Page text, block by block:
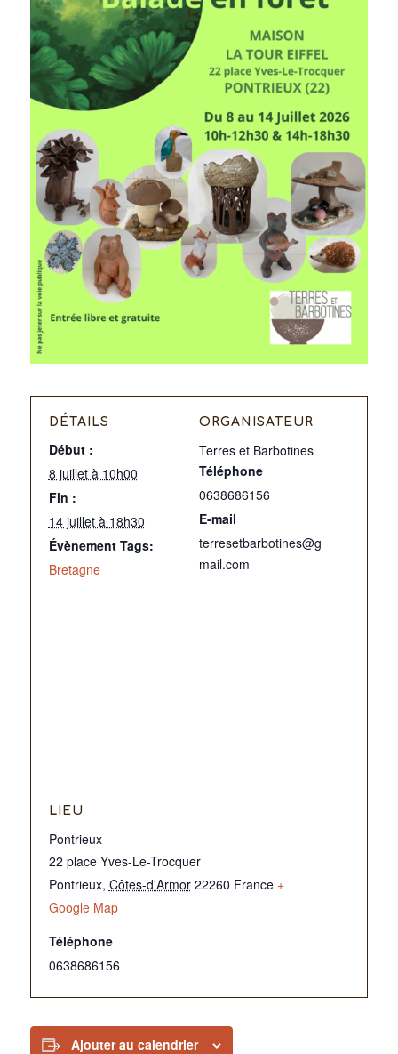
DÉTAILS
Début :
8 juillet à 10h00
Fin :
14 juillet à 18h30
Évènement Tags:
Bretagne
ORGANISATEUR
Terres et Barbotines
Téléphone
0638686156
E-mail
terresetbarbotines@g
mail.com
LIEU
Pontrieux
22 place Yves-Le-Trocquer
Pontrieux, Côtes-d'Armor 22260 France +
Google Map
Téléphone
0638686156
Ajouter au calendrier